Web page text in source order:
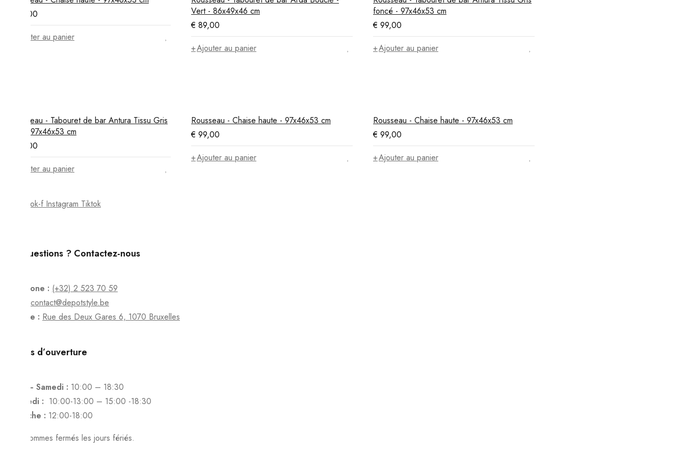
99,00
Ajouter au panier
Vert - 86x49x46 cm
€ 89,00
Ajouter au panier
foncé - 97x46x53 cm
€ 99,00
Ajouter au panier
Rousseau - Tabouret de bar Antura Tissu Gris
clair - 97x46x53 cm
99,00
Ajouter au panier
Rousseau - Chaise haute - 97x46x53 cm
€ 99,00
Ajouter au panier
Rousseau - Chaise haute - 97x46x53 cm
€ 99,00
Ajouter au panier
Facebook-f Instagram Tiktok
Des questions ? Contactez-nous
Téléphone : (+32) 2 523 70 59
contact@depotstyle.be
Adresse : Rue des Deux Gares 6, 1070 Bruxelles
Heures d’ouverture
Lundi – Samedi : 10:00 – 18:30
Vendredi : 10:00-13:00 – 15:00 -18:30
Dimanche : 12:00-18:00
Nous sommes fermés les jours fériés.